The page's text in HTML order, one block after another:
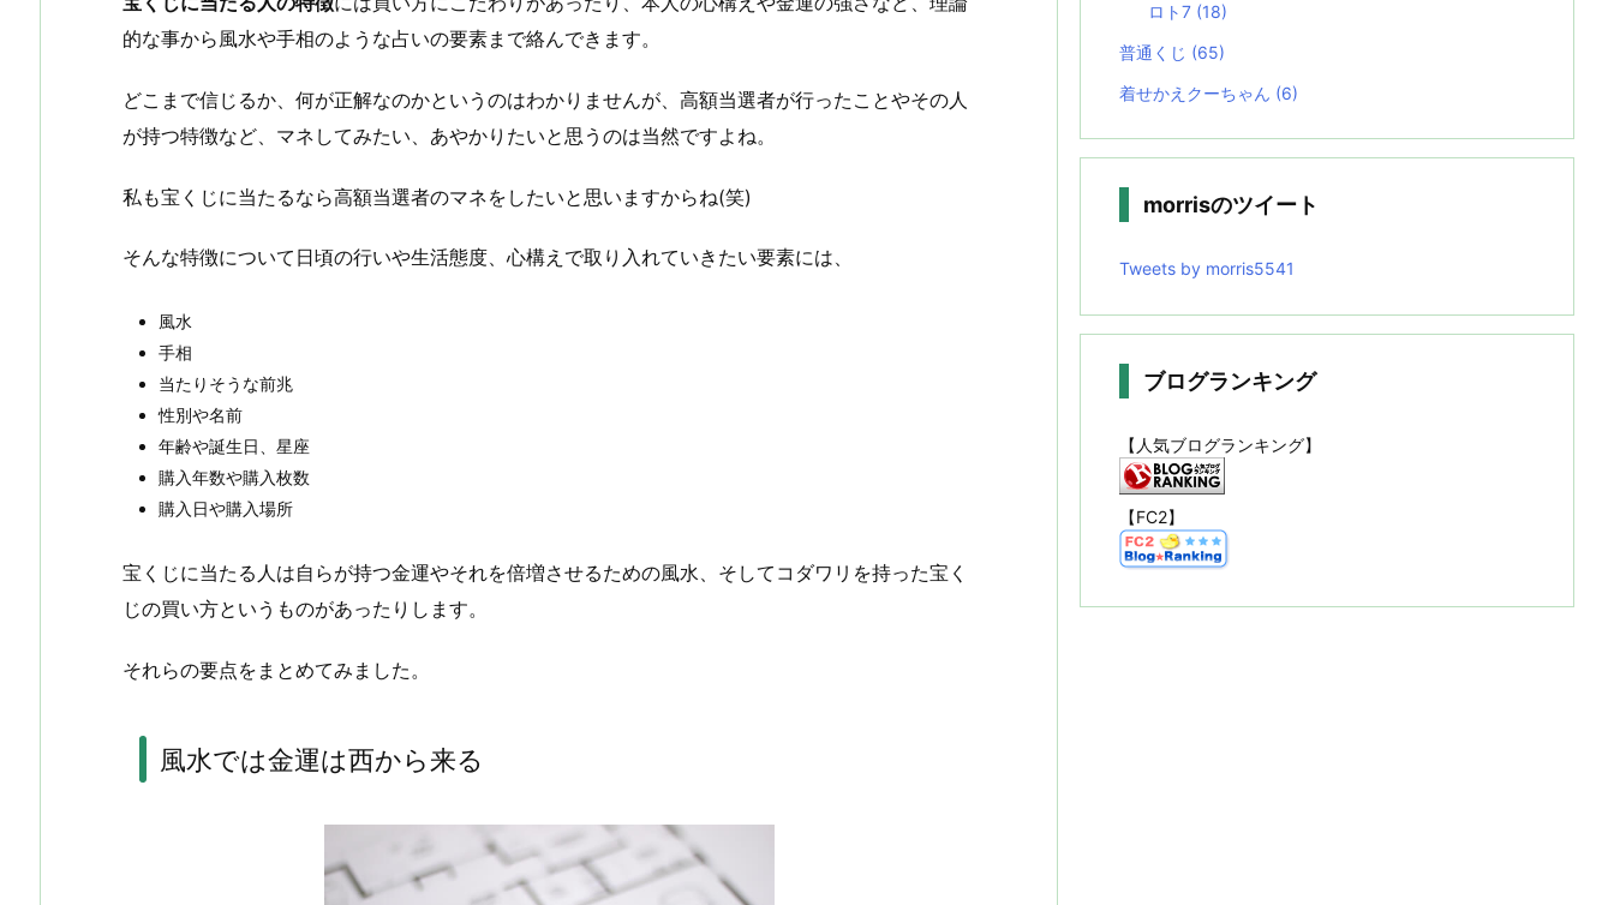
的な事から風水や手相のような占いの要素まで絡んできます。
どこまで信じるか、何が正解なのかというのはわかりませんが、高額当選者が行ったことやその人
が持つ特徴など、マネしてみたい、あやかりたいと思うのは当然ですよね。
私も宝くじに当たるなら高額当選者のマネをしたいと思いますからね(笑)
そんな特徴について日頃の行いや生活態度、心構えで取り入れていきたい要素には、
風水
手相
当たりそうな前兆
性別や名前
年齢や誕生日、星座
購入年数や購入枚数
購入日や購入場所
宝くじに当たる人は自らが持つ金運やそれを倍増させるための風水、そしてコダワリを持った宝く
じの買い方というものがあったりします。
それらの要点をまとめてみました。
風水では金運は西から来る
ロト7 (18)
普通くじ (65)
着せかえクーちゃん (6)
morrisのツイート
Tweets by morris5541
ブログランキング
【人気ブログランキング】
【FC2】